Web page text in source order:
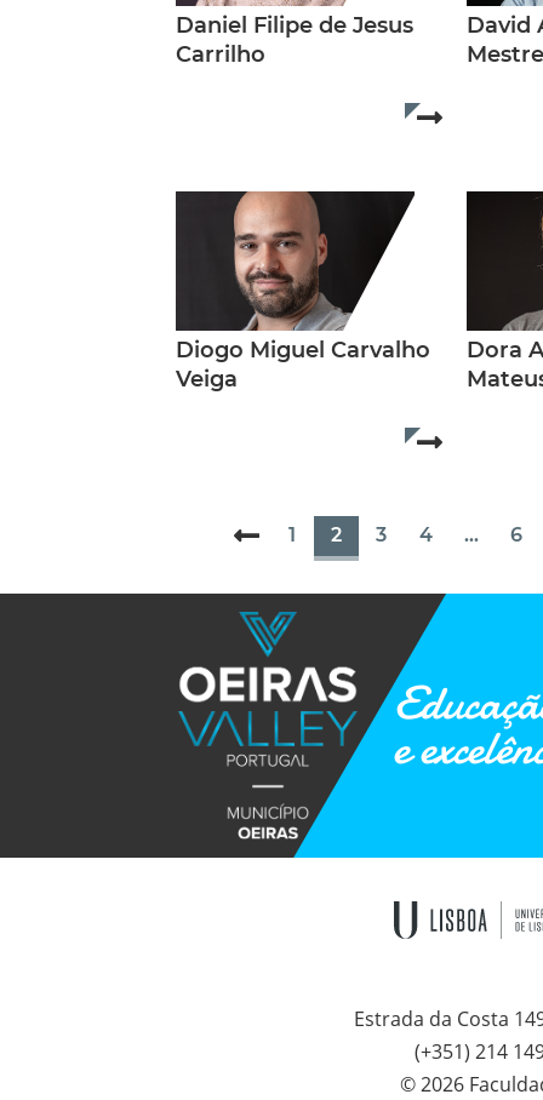
Daniel Filipe de Jesus
Carrilho
Read
David
Diogo Miguel Carvalho
Veiga
Read
Dora
1 2 3 4 ... 6
e
Estrada da Costa
(+351) 214
© 2026